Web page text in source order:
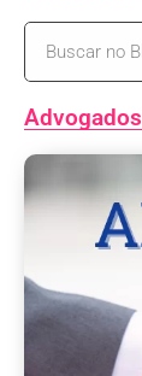
Advogados